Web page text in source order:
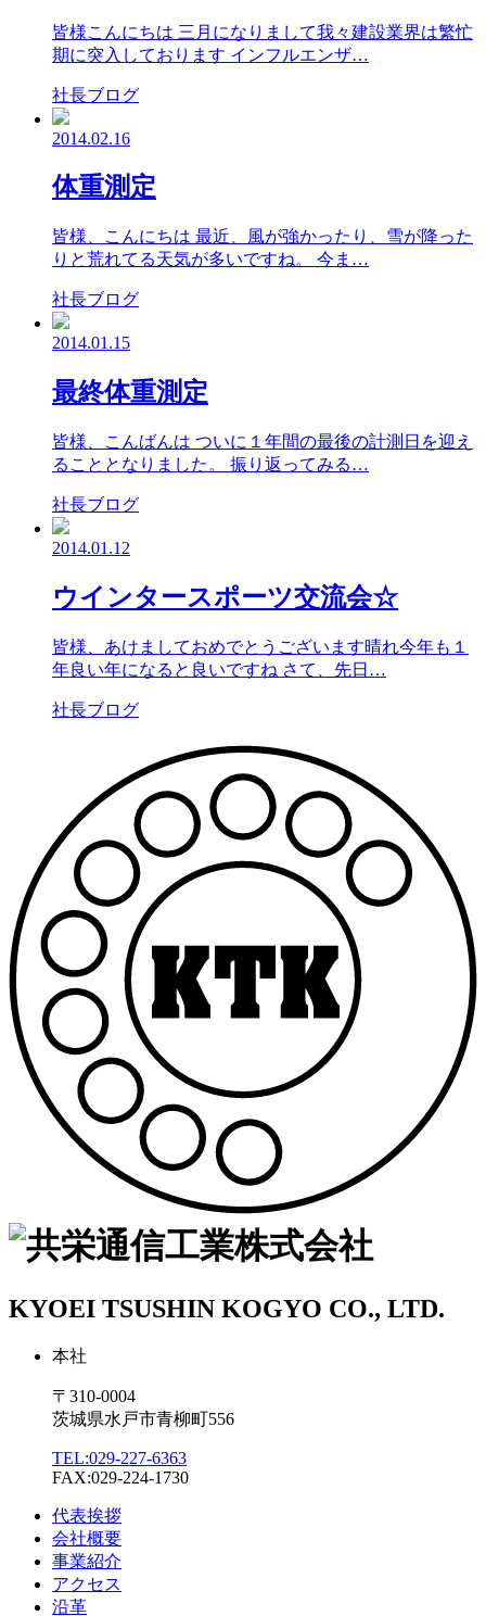
皆様こんにちは 三月になりまして我々建設業界は繁忙
期に突入しております インフルエンザ…
社長ブログ
2014.02.16
体重測定
皆様、こんにちは 最近、風が強かったり、雪が降った
りと荒れてる天気が多いですね。 今ま…
社長ブログ
2014.01.15
最終体重測定
皆様、こんばんは ついに１年間の最後の計測日を迎え
ることとなりました。 振り返ってみる…
社長ブログ
2014.01.12
ウインタースポーツ交流会☆
皆様、あけましておめでとうございます晴れ今年も１
年良い年になると良いですね さて、先日…
社長ブログ
KYOEI TSUSHIN KOGYO CO., LTD.
本社
〒310-0004
茨城県水戸市青柳町556
TEL:029-227-6363
FAX:029-224-1730
代表挨拶
会社概要
事業紹介
アクセス
沿革